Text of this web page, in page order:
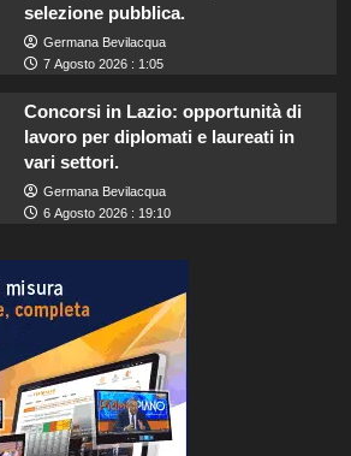
selezione pubblica.
Germana Bevilacqua
7 Agosto 2026 : 1:05
Concorsi in Lazio: opportunità di
lavoro per diplomati e laureati in
vari settori.
Germana Bevilacqua
6 Agosto 2026 : 19:10